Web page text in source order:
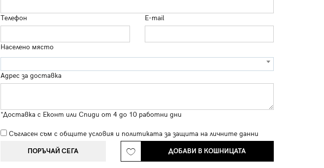
Телефон E-mail
Населено място
Адрес за доставка
*Доставка с Еконт или Спиди от 4 до 10 работни дни
Съгласен съм с общите условия и политиката за защита на личните данни
ПОРЪЧАЙ СЕГА ДОБАВИ В КОШНИЦАТА